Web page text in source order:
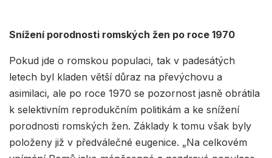
Snížení porodnosti romských žen po roce 1970
Pokud jde o romskou populaci, tak v padesátých
letech byl kladen větší důraz na převýchovu a
asimilaci, ale po roce 1970 se pozornost jasně obrátila
k selektivním reprodukčním politikám a ke snížení
porodnosti romských žen. Základy k tomu však byly
položeny již v předválečné eugenice. „Na celkovém